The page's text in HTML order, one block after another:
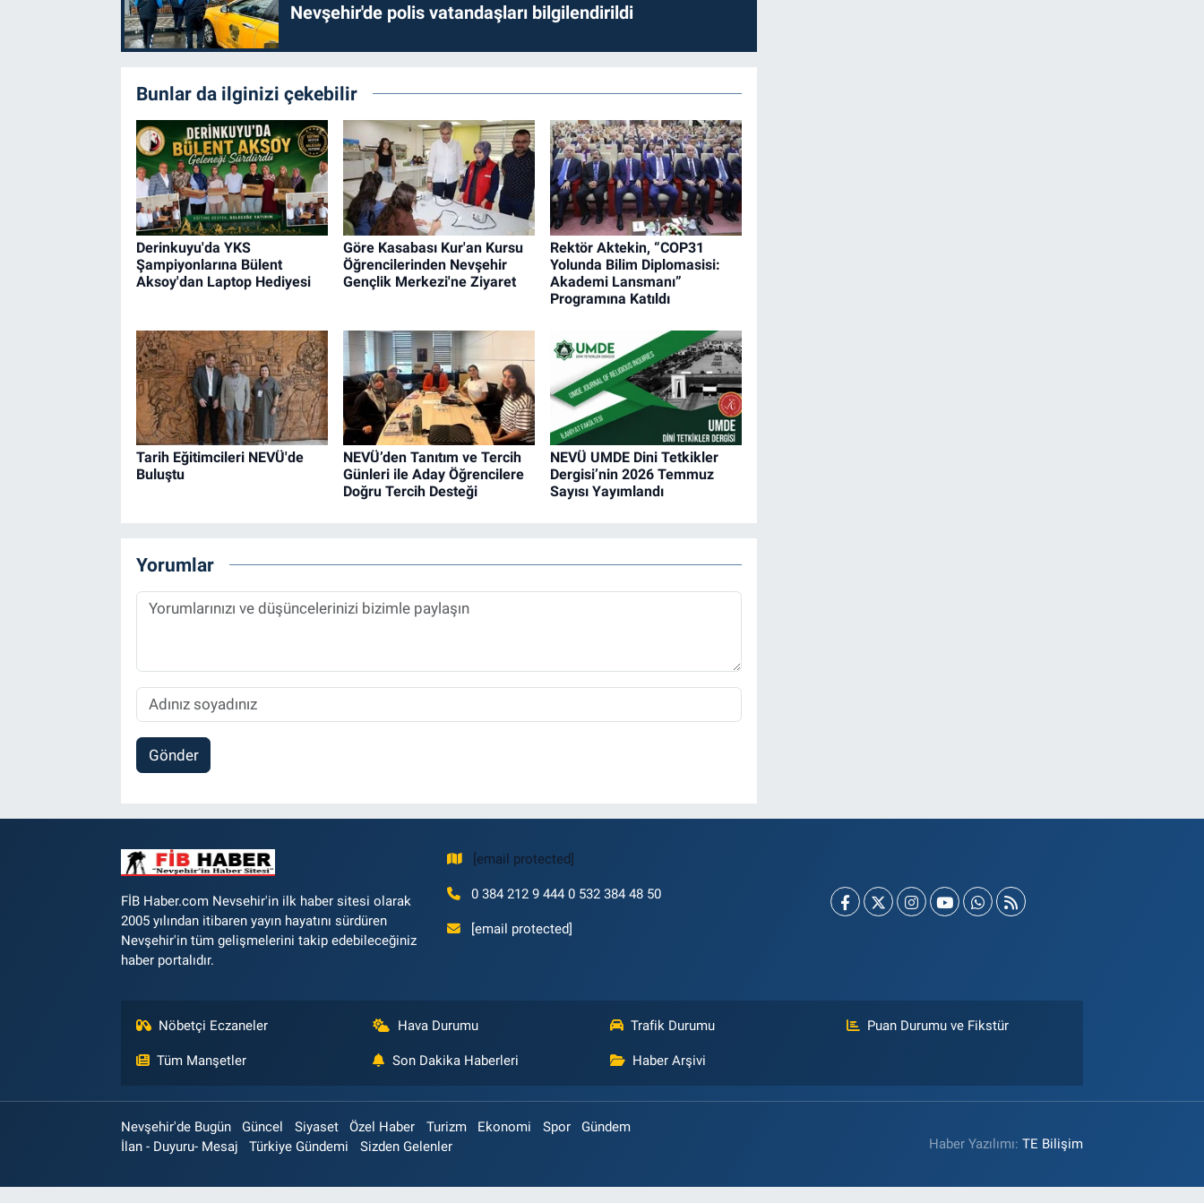
Nevşehir'de polis vatandaşları bilgilendirildi
Bunlar da ilginizi çekebilir
Derinkuyu'da YKS
Şampiyonlarına Bülent
Aksoy'dan Laptop Hediyesi
Göre Kasabası Kur'an Kursu
Öğrencilerinden Nevşehir
Gençlik Merkezi'ne Ziyaret
Rektör Aktekin, “COP31
Yolunda Bilim Diplomasisi:
Akademi Lansmanı”
Programına Katıldı
Tarih Eğitimcileri NEVÜ'de
Buluştu
NEVÜ’den Tanıtım ve Tercih
Günleri ile Aday Öğrencilere
Doğru Tercih Desteği
NEVÜ UMDE Dini Tetkikler
Dergisi’nin 2026 Temmuz
Sayısı Yayımlandı
Yorumlar
Gönder
FİB Haber.com Nevsehir'in ilk haber sitesi olarak
2005 yılından itibaren yayın hayatını sürdüren
Nevşehir'in tüm gelişmelerini takip edebileceğiniz
haber portalıdır.
[email protected]
0 384 212 9 444 0 532 384 48 50
[email protected]
Nöbetçi Eczaneler Hava Durumu Trafik Durumu Puan Durumu ve Fikstür
Tüm Manşetler Son Dakika Haberleri Haber Arşivi
Nevşehir'de Bugün Güncel Siyaset Özel Haber Turizm Ekonomi Spor
Gündem
İlan - Duyuru- Mesaj
Türkiye Gündemi Sizden Gelenler Haber Yazılımı:TE Bilişim